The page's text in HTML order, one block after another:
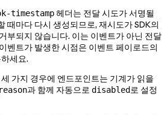
timestamp헤더는 전달 시도가 서명될
때마다 다시 생성되므로, 재시도가 SDK의
부되지 않습니다. 이는 이벤트가 아닌 전달
벤트가 발생한 시점은 이벤트 페이로드의
세요.
가지 경우에 엔드포인트는 기계가 읽을
과 함께 자동으로 disabled로 설정